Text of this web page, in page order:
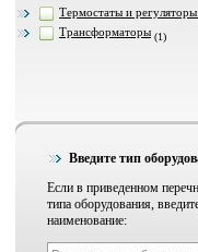
Термостаты и
Трансформаторы (1)
Введите тип
Если в приведенном
типа оборудования,
наименование: